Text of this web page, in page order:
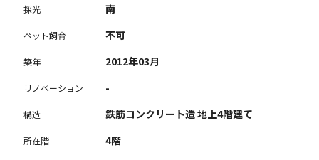
採光 南
ペット飼育 不可
築年 2012年03月
リノベーション -
構造 鉄筋コンクリート造 地上4階建て
所在階 4階